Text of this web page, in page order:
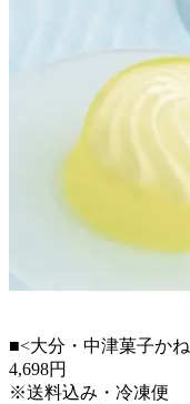
■<大分・中津菓子か
4,698円
※送料込み・冷凍便